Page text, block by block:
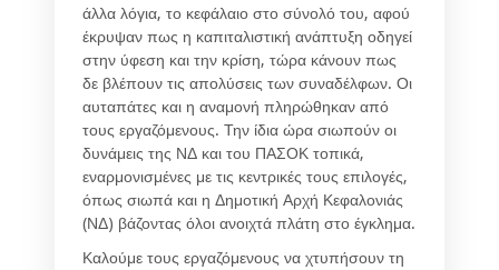
άλλα λόγια, το κεφάλαιο στο σύνολό του, αφού
έκρυψαν πως η καπιταλιστική ανάπτυξη οδηγεί
στην ύφεση και την κρίση, τώρα κάνουν πως
δε βλέπουν τις απολύσεις των συναδέλφων. Οι
αυταπάτες και η αναμονή πληρώθηκαν από
τους εργαζόμενους. Την ίδια ώρα σιωπούν οι
δυνάμεις της ΝΔ και του ΠΑΣΟΚ τοπικά,
εναρμονισμένες με τις κεντρικές τους επιλογές,
όπως σιωπά και η Δημοτική Αρχή Κεφαλονιάς
(ΝΔ) βάζοντας όλοι ανοιχτά πλάτη στο έγκλημα.
Καλούμε τους εργαζόμενους να χτυπήσουν τη